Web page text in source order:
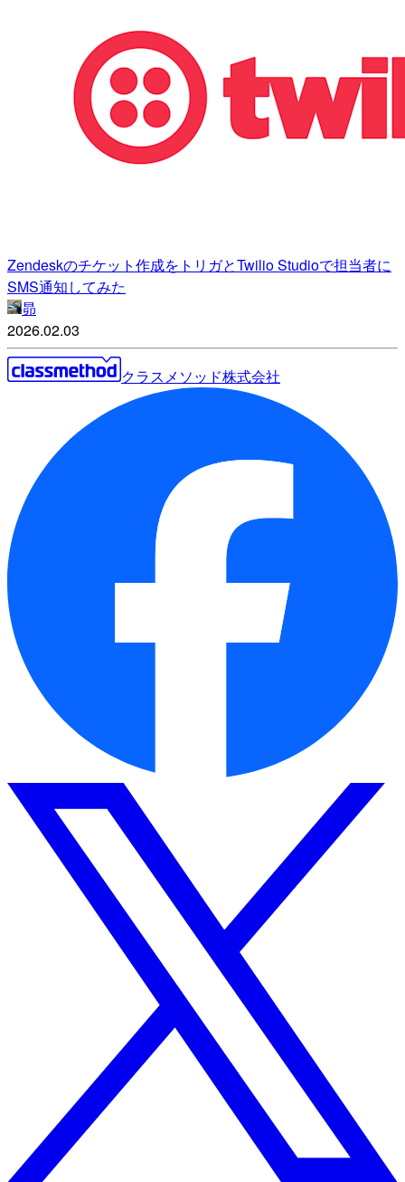
Zendeskのチケット作成をトリガとTwilio Studioで担当者に
SMS通知してみた
昴
2026.02.03
クラスメソッド株式会社